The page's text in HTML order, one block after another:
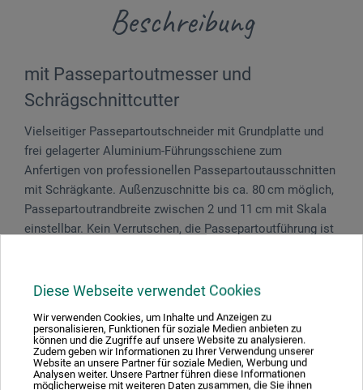
Diese Webseite verwendet Cookies
Wir verwenden Cookies, um Inhalte und Anzeigen zu
personalisieren, Funktionen für soziale Medien anbieten zu
können und die Zugriffe auf unsere Website zu analysieren.
Zudem geben wir Informationen zu Ihrer Verwendung unserer
Website an unsere Partner für soziale Medien, Werbung und
Analysen weiter. Unsere Partner führen diese Informationen
möglicherweise mit weiteren Daten zusammen, die Sie ihnen
Beschreibung
mit Passepartoutmesser und
Schrägschnittcutter
Vielseitiger Passepartoutschneider mit Grundplatte und
frei gelager­ter Aluminium-Führungsschiene zum
Anfertigen von professionellen Passepartoutausschnitten
mit Schrägkante. Außenzuschnitte bis ca. 80 cm möglich,
Passepartoutrandbreite zwischen 2 und 11 cm mit Skala
einstellbar. Kein Verrutschen, die Passepartoutführung ist
Schrägschneider für Innenausschnitte sowie fünf
Ersatzklingen Nr. 270.